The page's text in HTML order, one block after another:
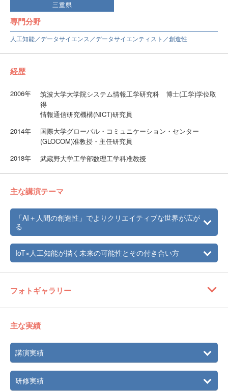
三重県
専門分野
人工知能／データサイエンス／データサイエンティスト／創造性
経歴
2006年
筑波大学大学院システム情報工学研究科 博士(工学)学位取
得
情報通信研究機構(NICT)研究員
2014年
国際大学グローバル・コミュニケーション・センター
(GLOCOM)准教授・主任研究員
2018年
武蔵野大学工学部数理工学科准教授
主な講演テーマ
「AI＋人間の創造性」でよりクリエイティブな世界が広が
る
IoT×人工知能が描く未来の可能性とその付き合い方
フォトギャラリー
主な実績
講演実績
研修実績